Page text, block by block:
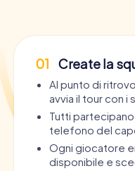
01 Create la
Al punto di
avvia il tour con i
Tutti
telefono del
Ogni giocatore
disponibile e